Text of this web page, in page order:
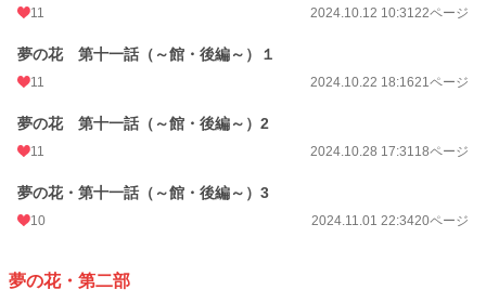
11 2024.10.12 10:3122ページ
夢の花 第十一話（～館・後編～）１
11 2024.10.22 18:1621ページ
夢の花 第十一話（～館・後編～）2
11 2024.10.28 17:3118ページ
夢の花・第十一話（～館・後編～）3
10 2024.11.01 22:3420ページ
夢の花・第二部